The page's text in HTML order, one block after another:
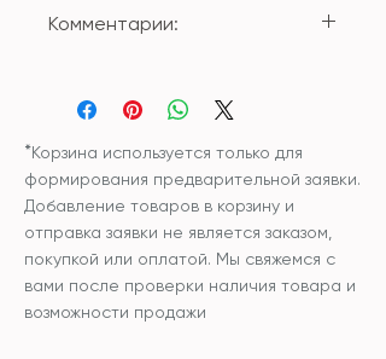
100% полиестер
помощи застежки-молнии.
внутренней подушки:
синтетический
гипоаллергенный
наполнитель
Уход: рекомендована сухая
чистка изделия или бережная
ручная стирка и сушка в
Комментарии:
с внутренней подушкой или без
внутренней подушки.
*Корзина используется только для
формирования предварительной заявки.
Добавление товаров в корзину и
отправка заявки не является заказом,
покупкой или оплатой. Мы свяжемся с
вами после проверки наличия товара и
возможности продажи